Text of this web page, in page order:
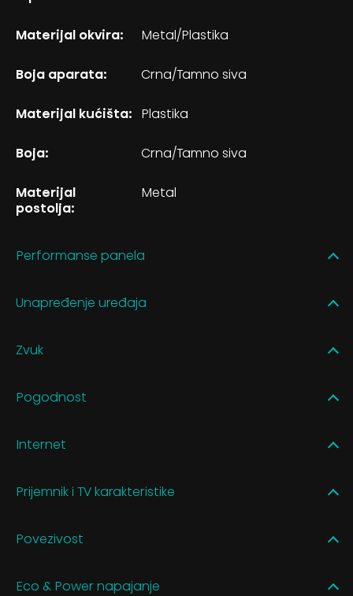
Materijal okvira: Metal/Plastika
Boja aparata: Crna/Tamno siva
Materijal kućišta: Plastika
Boja: Crna/Tamno siva
Materijal
postolja:
Metal
Performanse panela
Unapređenje uređaja
Zvuk
Pogodnost
Internet
Prijemnik i TV karakteristike
Povezivost
Eco & Power napajanje